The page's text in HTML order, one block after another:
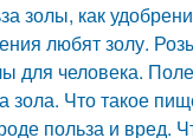
золы, как
любят золу.
для человека.
зола. Что такое
польза и вред.